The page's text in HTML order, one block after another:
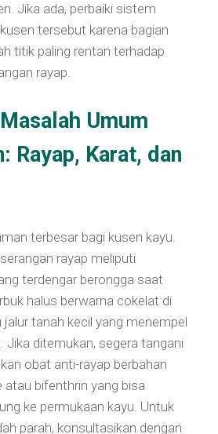
Jika ada, perbaiki sistem
tersebut karena bagian
titik paling rentan terhadap
rayap.
Umum
Rayap, Karat, dan
terbesar bagi kusen kayu.
rayap meliputi
terdengar berongga saat
halus berwarna cokelat di
tanah kecil yang menempel
Jika ditemukan, segera tangani
obat anti-rayap berbahan
bifenthrin yang bisa
ke permukaan kayu. Untuk
parah, konsultasikan dengan